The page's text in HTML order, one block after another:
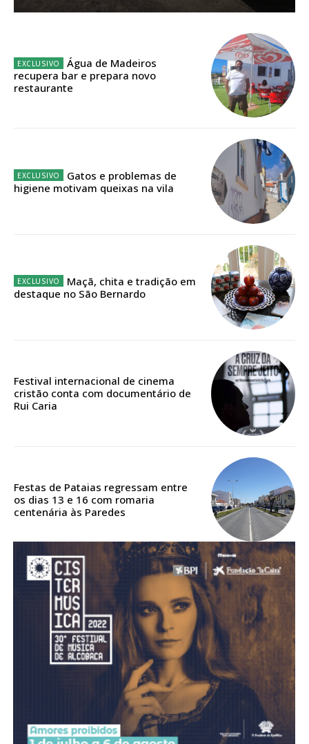
Escolha o plano de assinatura desejado:
32€
Edição em papel entregue à Quinta-feira em sua
casa
Acesso ao conteúdo online
Acesso aos conteúdos Exclusivos para
Escolha o plano
DIGITAL ANUAL
16
12 meses
Acesso ao conteúdo online
Acesso aos conteúdos Exclusivos para
assinantes
Ofertas para assinatura anual
Escolha o plano
Água de Madeiros
recupera bar e prepara novo
restaurante
Gatos e problemas de
higiene motivam queixas na vila
Maçã, chita e tradição em
destaque no São Bernardo
Festival internacional de cinema
cristão conta com documentário de
Rui Caria
Festas de Pataias regressam entre
os dias 13 e 16 com romaria
centenária às Paredes